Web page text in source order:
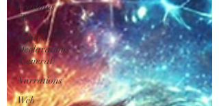
Readings
(Texts)
Political
Declarations
(General)
Narrations
Web